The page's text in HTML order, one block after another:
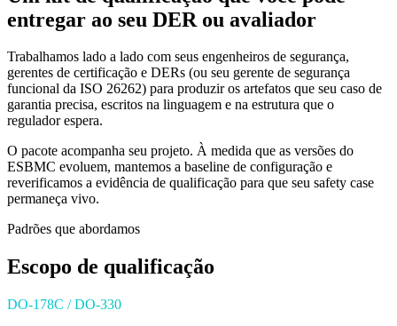
entregar ao seu DER ou avaliador
Trabalhamos lado a lado com seus engenheiros de segurança,
gerentes de certificação e DERs (ou seu gerente de segurança
funcional da ISO 26262) para produzir os artefatos que seu caso de
garantia precisa, escritos na linguagem e na estrutura que o
regulador espera.
O pacote acompanha seu projeto. À medida que as versões do
ESBMC evoluem, mantemos a baseline de configuração e
reverificamos a evidência de qualificação para que seu safety case
permaneça vivo.
Padrões que abordamos
Escopo de qualificação
DO-178C / DO-330